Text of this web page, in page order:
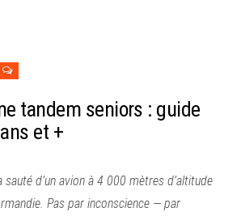
tandem seniors : guide
et +
d’un avion à 4 000 mètres d’altitude
Pas par inconscience — par